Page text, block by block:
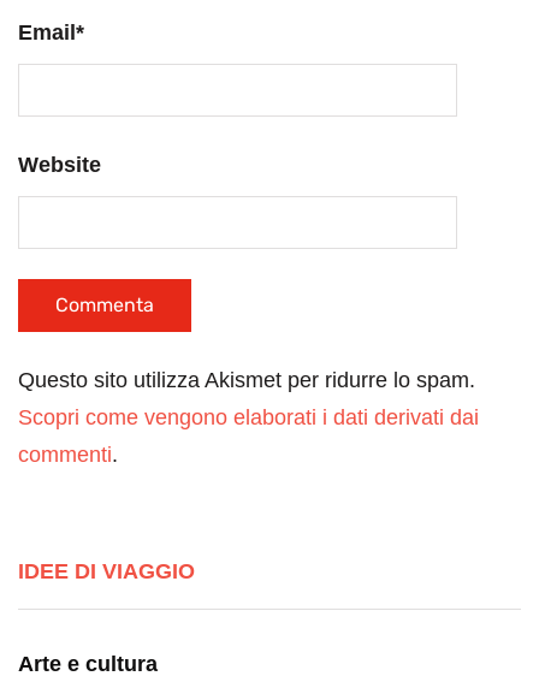
Email*
Website
Questo sito utilizza Akismet per ridurre lo spam.
Scopri come vengono elaborati i dati derivati dai
commenti.
IDEE DI VIAGGIO
Arte e cultura